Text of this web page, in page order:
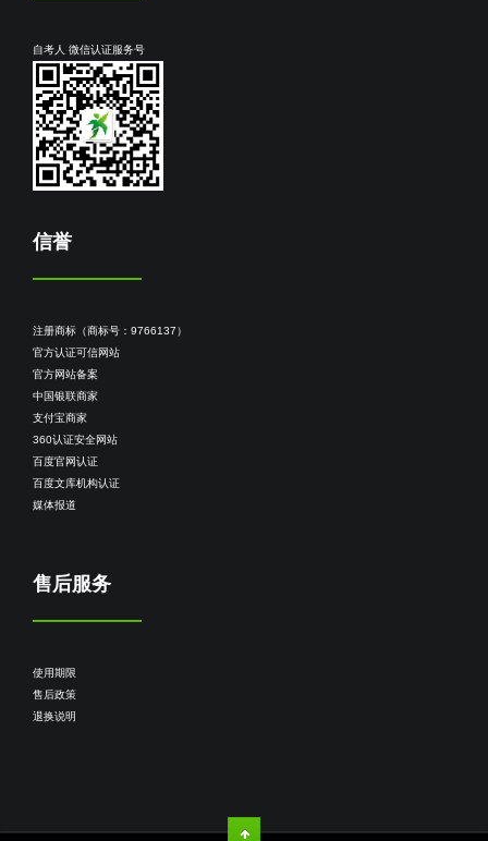
自考人 微信认证服务号
信誉
注册商标（商标号：9766137）
官方认证可信网站
官方网站备案
中国银联商家
支付宝商家
360认证安全网站
百度官网认证
百度文库机构认证
媒体报道
售后服务
使用期限
售后政策
退换说明